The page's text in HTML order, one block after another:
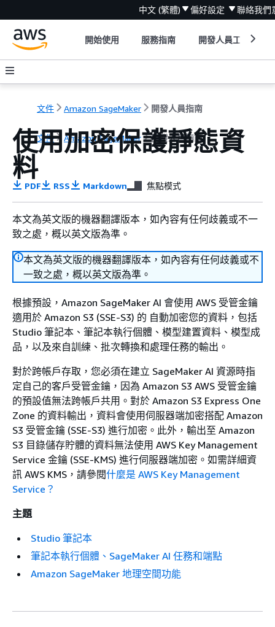
中文 (繁體) 偏好設定 聯絡我們
開始使用 服務指南 開發人員工具
文件 Amazon SageMaker 開發人員指南
文件 Amazon SageMaker 開發人員指南
使用加密保護靜態資
料
PDF RSS Markdown 焦點模式
本文為英文版的機器翻譯版本，如內容有任何歧義或不一
致之處，概以英文版為準。
本文為英文版的機器翻譯版本，如內容有任何歧義或不
一致之處，概以英文版為準。
根據預設，Amazon SageMaker AI 會使用 AWS 受管金鑰
適用於 Amazon S3 (SSE-S3) 的 自動加密您的資料，包括
Studio 筆記本、筆記本執行個體、模型建置資料、模型成
品，以及來自訓練、批次轉換和處理任務的輸出。
對於跨帳戶存取，您必須在建立 SageMaker AI 資源時指
定自己的客戶受管金鑰，因為 Amazon S3 AWS 受管金鑰
的預設值無法跨帳戶共用。對於 Amazon S3 Express One
Zone 的資料輸出，資料會使用伺服器端加密搭配 Amazon
S3 受管金鑰 (SSE-S3) 進行加密。此外，輸出至 Amazon
S3 目錄儲存貯體的資料無法使用 AWS Key Management
Service 金鑰 (SSE-KMS) 進行伺服器端加密。如需詳細資
訊 AWS KMS，請參閱什麼是 AWS Key Management
Service？
主題
Studio 筆記本
筆記本執行個體、SageMaker AI 任務和端點
Amazon SageMaker 地理空間功能